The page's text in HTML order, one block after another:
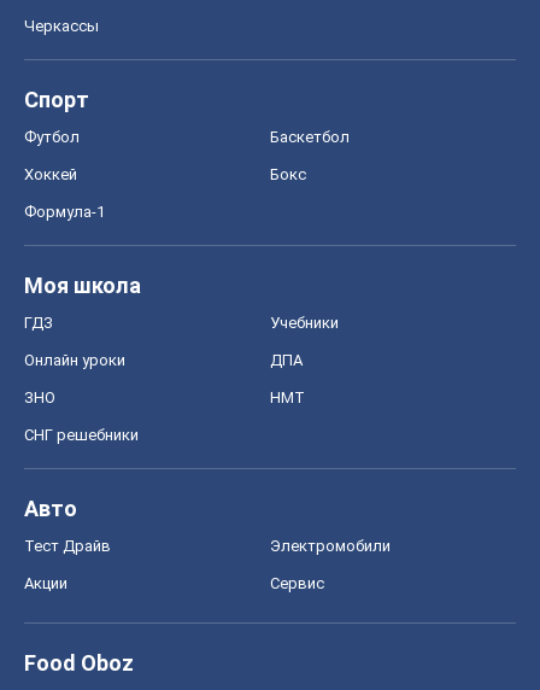
Черкассы
Спорт
Футбол Баскетбол
Хоккей Бокс
Формула-1
Моя школа
ГДЗ Учебники
Онлайн уроки ДПА
ЗНО НМТ
СНГ решебники
Авто
Тест Драйв Электромобили
Акции Сервис
Food Oboz